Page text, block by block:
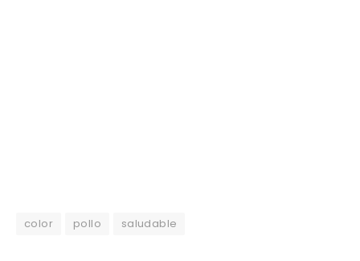
color pollo saludable